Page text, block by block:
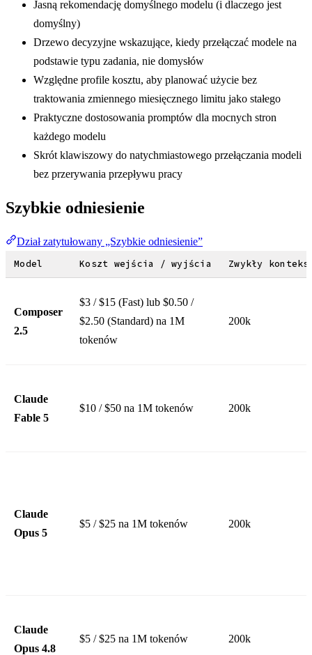
Jasną rekomendację domyślnego modelu (i dlaczego jest
domyślny)
Drzewo decyzyjne wskazujące, kiedy przełączać modele na
podstawie typu zadania, nie domysłów
Względne profile kosztu, aby planować użycie bez
traktowania zmiennego miesięcznego limitu jako stałego
Praktyczne dostosowania promptów dla mocnych stron
każdego modelu
Skrót klawiszowy do natychmiastowego przełączania modeli
bez przerywania przepływu pracy
Szybkie odniesienie
Dział zatytułowany „Szybkie odniesienie”
Model
Koszt wejścia / wyjścia Zwykły
Composer
2.5
$3 / $15 (Fast) lub $0.50 /
$2.50 (Standard) na 1M
tokenów
200k
Claude
Fable 5
$10 / $50 na 1M tokenów 200k
Claude
Opus 5
$5 / $25 na 1M tokenów 200k
Claude
Opus 4.8
$5 / $25 na 1M tokenów 200k